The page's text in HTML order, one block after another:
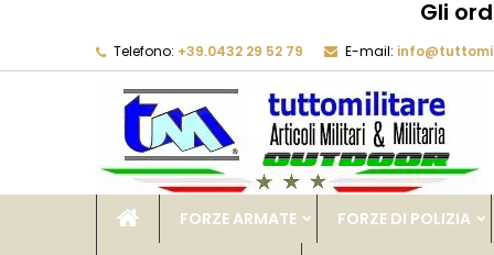
Gli
Telefono: +39.0432 29 52 79 E-mail:
FORZE ARMATE FORZE DI POLIZIA